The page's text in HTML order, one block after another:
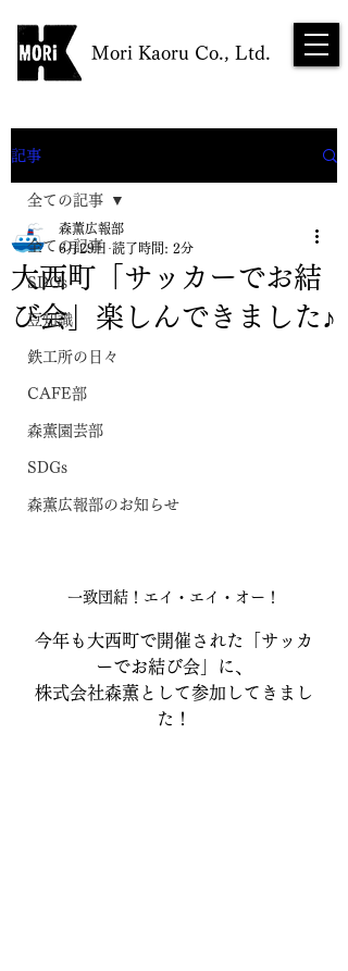
Mori Kaoru Co., Ltd.
NEWS
記事
全ての記事
SDGs
豆知識
鉄工所の日々
CAFE部
森薫園芸部
SDGs
森薫広報部のお知らせ
全ての記事
大西町「サッカーでお結
び会」楽しんできました♪
森薫広報部
6月29日 読了時間: 2分
一致団結！エイ・エイ・オー！
今年も大西町で開催された「サッカ
ーでお結び会」に、
株式会社森薫として参加してきまし
た！